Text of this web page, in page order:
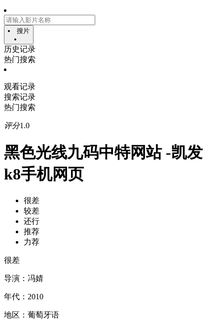
搜片
历史记录
热门搜索
观看记录
搜索记录
热门搜索
评分1.0
黑色光线九码中特网站 -凯发
k8手机网页
很差
较差
还行
推荐
力荐
很差
导演： 冯婧
年代： 2010
地区： 葡萄牙语